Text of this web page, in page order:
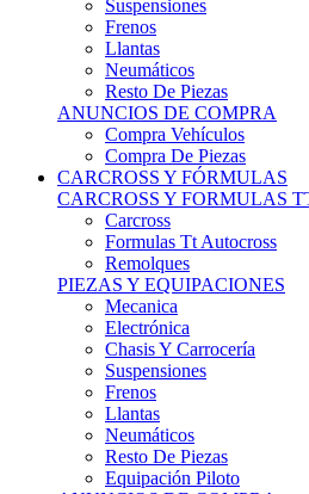
Llantas
Neumáticos
Resto De Piezas
ANUNCIOS DE COMPRA
Compra Vehículos
Compra De Piezas
CARCROSS Y FÓRMULAS
CARCROSS Y FORMULAS TT
Carcross
Formulas Tt Autocross
Remolques
PIEZAS Y EQUIPACIONES
Mecanica
Electrónica
Chasis Y Carrocería
Suspensiones
Frenos
Llantas
Neumáticos
Resto De Piezas
Equipación Piloto
ANUNCIOS DE COMPRA